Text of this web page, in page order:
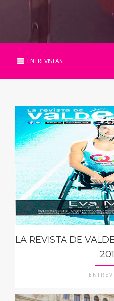
ENTREVISTAS
LA REVISTA DE